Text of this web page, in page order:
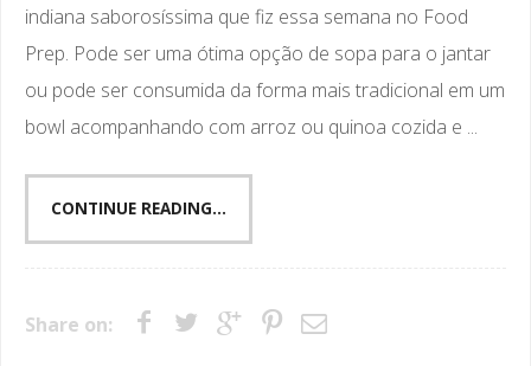
indiana saborosíssima que fiz essa semana no Food
Prep. Pode ser uma ótima opção de sopa para o jantar
ou pode ser consumida da forma mais tradicional em um
bowl acompanhando com arroz ou quinoa cozida e ...
CONTINUE READING...
Share on: